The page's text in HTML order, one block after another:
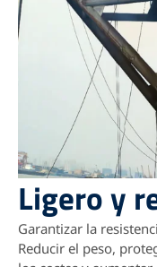
Ligero y
Garantizar la
Reducir el peso,